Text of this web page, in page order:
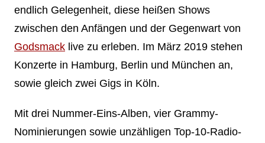
endlich Gelegenheit, diese heißen Shows
zwischen den Anfängen und der Gegenwart von
Godsmacklive zu erleben. Im März 2019 stehen
Konzerte in Hamburg, Berlin und München an,
sowie gleich zwei Gigs in Köln.
Mit drei Nummer-Eins-Alben, vier Grammy-
Nominierungen sowie unzähligen Top-10-Radio-